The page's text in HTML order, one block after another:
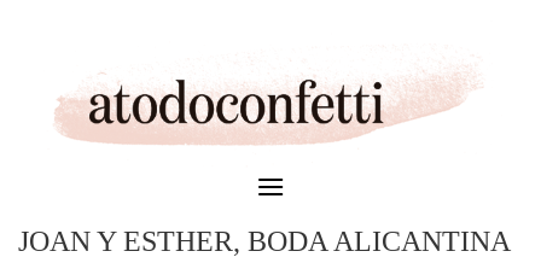
JOAN Y ESTHER, BODA ALICANTINA